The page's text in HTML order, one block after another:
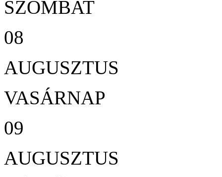
SZOMBAT
08
AUGUSZTUS
VASÁRNAP
09
AUGUSZTUS